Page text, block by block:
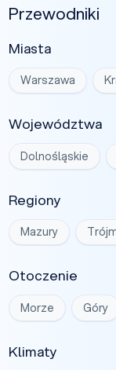
Przewodniki
Miasta
Warszawa
Województwa
Dolnośląskie
Regiony
Mazury
Otoczenie
Morze Góry
Klimaty